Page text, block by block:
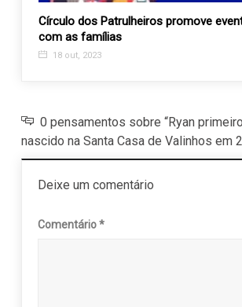
Círculo dos Patrulheiros promove
com as famílias
18 out, 2023
0 pensamentos sobre “Ryan
nascido na Santa Casa de Valinhos em
Deixe um comentário
Comentário*